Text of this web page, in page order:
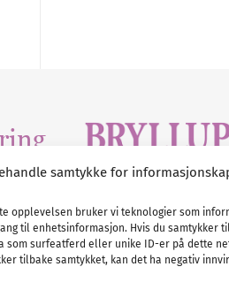
samtykke for
opplevelsen bruker vi teknologier som
til enhetsinformasjon. Hvis du samtykker
som surfeatferd eller unike ID-er på dette
tilbake samtykket, kan det ha negativ
E-post :info@
Bryllupsmagasinet
© All rights reserved.
VAT: NO911740648